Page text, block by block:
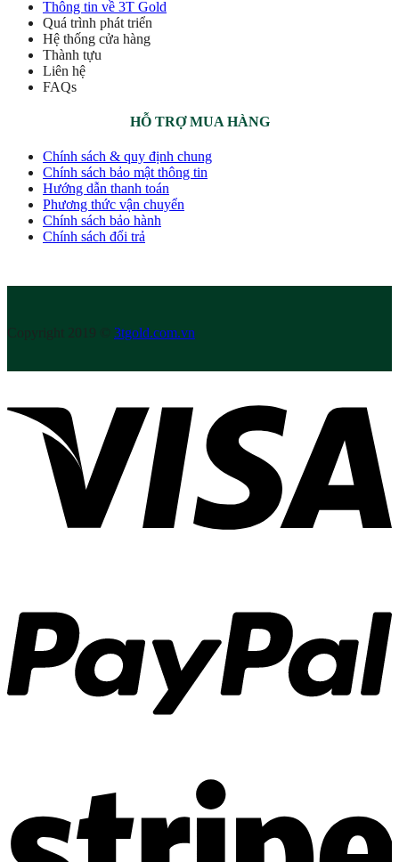
Thông tin về 3T Gold
Quá trình phát triển
Hệ thống cửa hàng
Thành tựu
Liên hệ
FAQs
HỖ TRỢ MUA HÀNG
Chính sách & quy định chung
Chính sách bảo mật thông tin
Hướng dẫn thanh toán
Phương thức vận chuyển
Chính sách bảo hành
Chính sách đổi trả
Copyright 2019 © 3tgold.com.vn